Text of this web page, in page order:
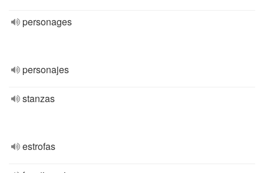
personages
personajes
stanzas
estrofas